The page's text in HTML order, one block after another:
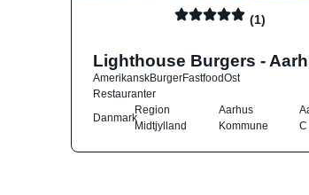
(1)
Lighthouse Burgers -
AmerikanskBurgerFastfoodOst
Restauranter
Danmark
Region
Midtjylland
Aarhus
Kommune
C